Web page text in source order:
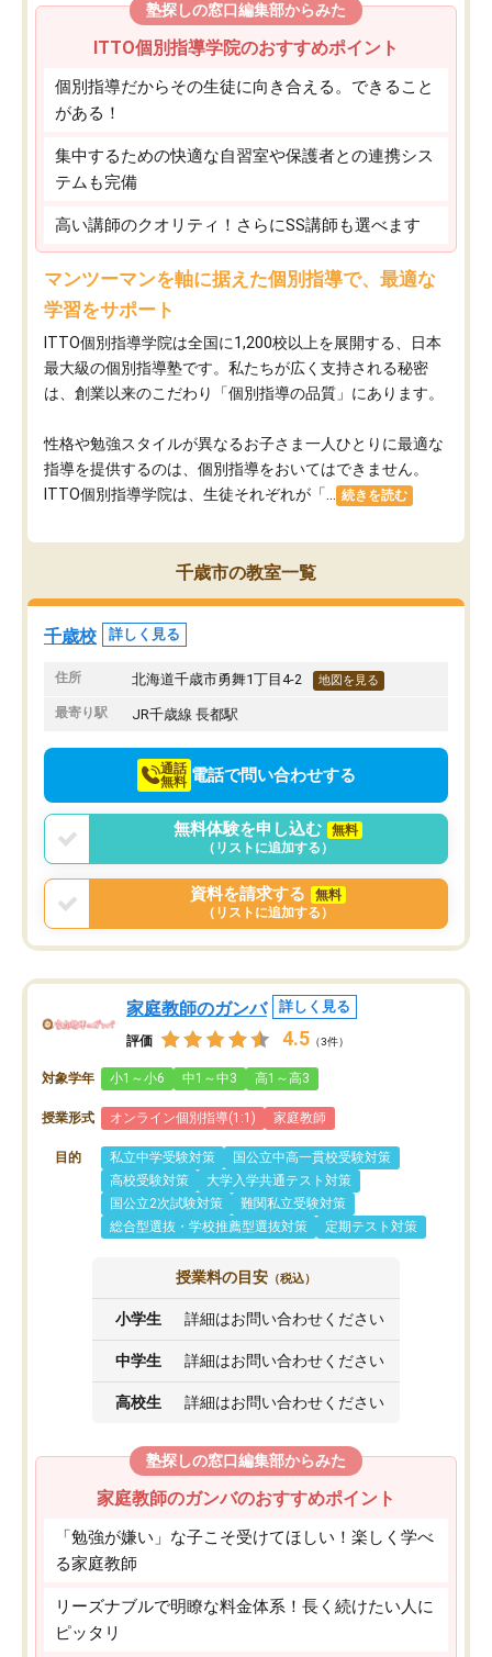
塾探しの窓口編集部からみた
ITTO個別指導学院のおすすめポイント
個別指導だからその生徒に向き合える。できること
がある！
集中するための快適な自習室や保護者との連携シス
テムも完備
高い講師のクオリティ！さらにSS講師も選べます
マンツーマンを軸に据えた個別指導で、最適な
学習をサポート
ITTO個別指導学院は全国に1,200校以上を展開する、日本
最大級の個別指導塾です。私たちが広く支持される秘密
は、創業以来のこだわり「個別指導の品質」にあります。
性格や勉強スタイルが異なるお子さま一人ひとりに最適な
指導を提供するのは、個別指導をおいてはできません。
ITTO個別指導学院は、生徒それぞれが「...
続きを読む
千歳市の教室一覧
千歳校 詳しく見る
住所 北海道千歳市勇舞1丁目4-2 地図を見る
最寄り駅 JR千歳線 長都駅
通話
無料 電話で問い合わせする
無料体験を申し込む
無料
（リストに追加する）
資料を請求する
無料
（リストに追加する）
家庭教師のガンバ 詳しく見る
評価 4.5 （3件）
対象学年 小1～小6 中1～中3 高1～高3
授業形式 オンライン個別指導(1:1) 家庭教師
目的 私立中学受験対策
国公立中高一貫校受験対策
高校受験対策
大学入学共通テスト対策
国公立2次試験対策
難関私立受験対策
総合型選抜・学校推薦型選抜対策
定期テスト対策
授業料の目安 （税込）
小学生 詳細はお問い合わせください
中学生 詳細はお問い合わせください
高校生 詳細はお問い合わせください
塾探しの窓口編集部からみた
家庭教師のガンバのおすすめポイント
「勉強が嫌い」な子こそ受けてほしい！楽しく学べ
る家庭教師
リーズナブルで明瞭な料金体系！長く続けたい人に
ピッタリ